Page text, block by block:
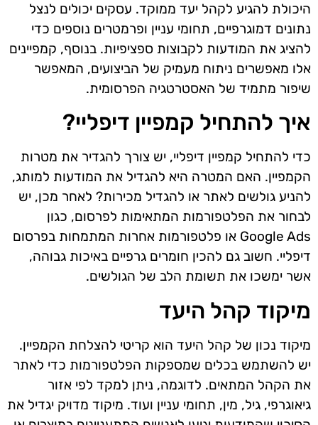
היכולת להגיע לקהל יעד ממוקד. עסקים יכולים לנצל
נתונים דמוגרפיים, תחומי עניין ופרמטרים נוספים כדי
להציג את המודעות לקבוצות ספציפיות. בנוסף, קמפיינים
אלו מאפשרים ניתוח מעמיק של הביצועים, המאפשר
שיפור מתמיד של האסטרטגיה הפרסומית.
איך להתחיל קמפיין דיפליי?
כדי להתחיל קמפיין דיפליי, יש צורך להגדיר את מטרות
הקמפיין. האם המטרה היא להגדיל את המודעות למותג,
להניע גולשים לאתר או להגדיל מכירות? לאחר מכן, יש
לבחור את הפלטפורמות המתאימות לפרסום, כגון
Google Ads או פלטפורמות אחרות המתמחות בפרסום
דיפליי. חשוב גם להכין חומרים גרפיים באיכות גבוהה,
אשר ימשכו את תשומת הלב של הגולשים.
מיקוד קהל היעד
מיקוד נכון של קהל היעד הוא קריטי להצלחת הקמפיין.
יש להשתמש בכלים שמספקות הפלטפורמות כדי לאתר
את הקהל המתאים. לדוגמה, ניתן למקד לפי אזור
גיאוגרפי, גיל, מין, תחומי עניין ועוד. מיקוד מדויק יגדיל את